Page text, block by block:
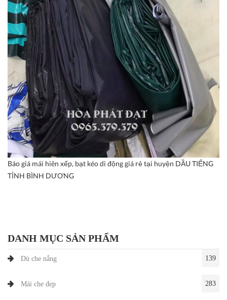
Báo giá mái hiên xếp, bạt kéo di động giá rẻ tại huyện DẦU TIẾNG
TỈNH BÌNH DƯƠNG
DANH MỤC SẢN PHẨM
Dù che nắng 139
Mái che đẹp 283